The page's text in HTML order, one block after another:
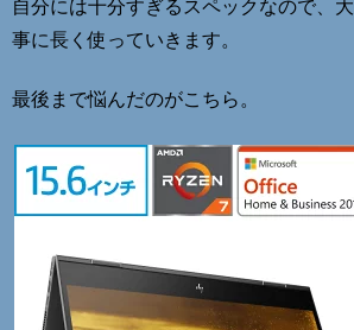
自分には十分すぎるスペックなので、大
事に長く使っていきます。
最後まで悩んだのがこちら。